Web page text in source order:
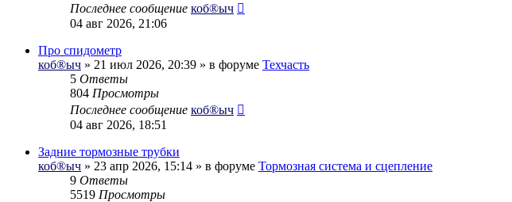
Последнее сообщение коб®ыч
04 авг 2026, 21:06
Про спидометр
коб®ыч » 21 июл 2026, 20:39 » в форуме Техчасть
5 Ответы
804 Просмотры
Последнее сообщение коб®ыч
04 авг 2026, 18:51
Задние тормозные трубки
коб®ыч » 23 апр 2026, 15:14 » в форуме Тормозная система и сцепление
9 Ответы
5519 Просмотры